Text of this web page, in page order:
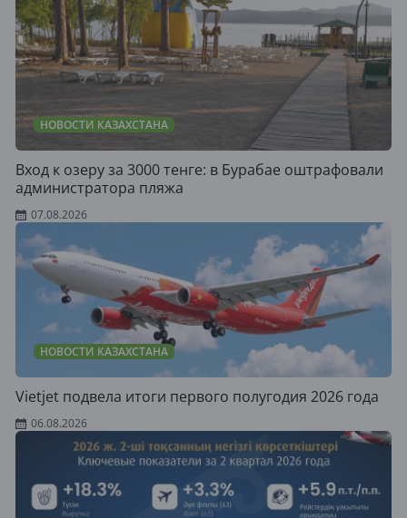
НОВОСТИ КАЗАХСТАНА
Вход к озеру за 3000 тенге: в Бурабае оштрафовали
администратора пляжа
07.08.2026
НОВОСТИ КАЗАХСТАНА
Vietjet подвела итоги первого полугодия 2026 года
06.08.2026